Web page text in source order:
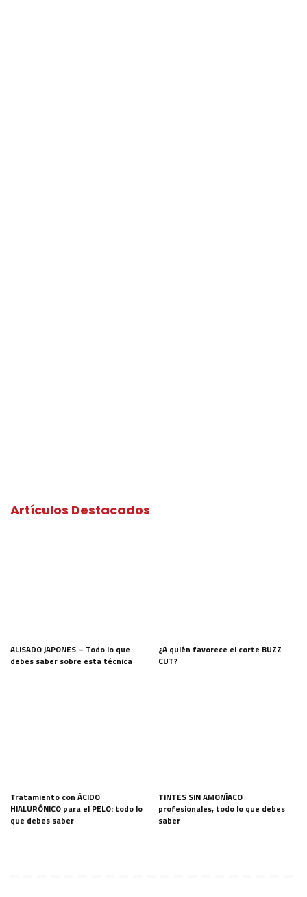
Artículos Destacados
ALISADO JAPONES – Todo lo que
debes saber sobre esta técnica
¿A quién favorece el corte BUZZ
CUT?
Tratamiento con ÁCIDO
HIALURÓNICO para el PELO: todo lo
que debes saber
TINTES SIN AMONÍACO
profesionales, todo lo que debes
saber